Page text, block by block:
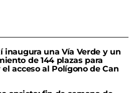
inaugura una Vía Verde y un
de 144 plazas para
el acceso al Polígono de Can